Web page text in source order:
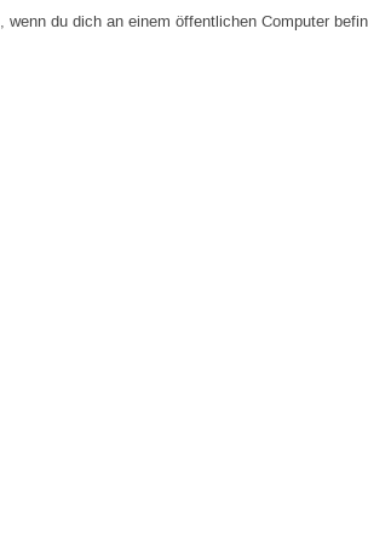
wenn du dich an einem öffentlichen Computer